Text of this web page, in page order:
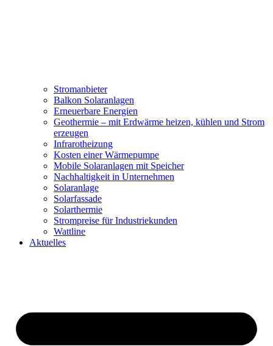
Stromanbieter
Balkon Solaranlagen
Erneuerbare Energien
Geothermie – mit Erdwärme heizen, kühlen und Strom
erzeugen
Infrarotheizung
Kosten einer Wärmepumpe
Mobile Solaranlagen mit Speicher
Nachhaltigkeit in Unternehmen
Solaranlage
Solarfassade
Solarthermie
Strompreise für Industriekunden
Wattline
Aktuelles